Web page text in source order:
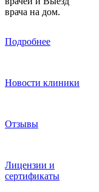
врача на дом.
Подробнее
Новости клиники
Отзывы
Лицензии и
сертификаты